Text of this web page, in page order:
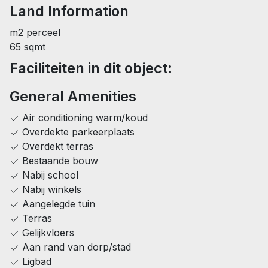
Land Information
m2 perceel
65 sqmt
Faciliteiten in dit object:
General Amenities
Air conditioning warm/koud
Overdekte parkeerplaats
Overdekt terras
Bestaande bouw
Nabij school
Nabij winkels
Aangelegde tuin
Terras
Gelijkvloers
Aan rand van dorp/stad
Ligbad